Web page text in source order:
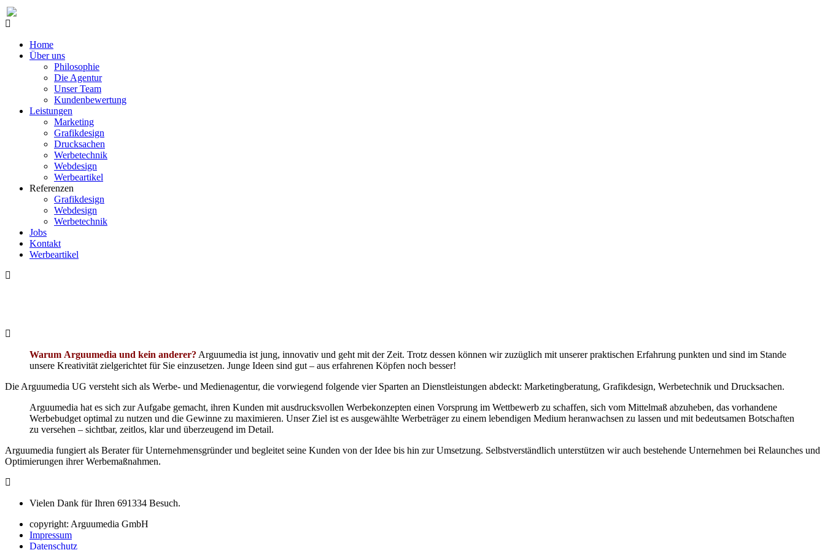
Home
Über uns
Philosophie
Die Agentur
Unser Team
Kundenbewertung
Leistungen
Marketing
Grafikdesign
Drucksachen
Werbetechnik
Webdesign
Werbeartikel
Referenzen
Grafikdesign
Webdesign
Werbetechnik
Jobs
Kontakt
Werbeartikel
Warum Arguumedia und kein anderer? Arguumedia ist jung, innovativ und geht mit der Zeit. Trotz dessen können wir zuzüglich mit unserer praktischen Erfahrung punkten und sind im Stande
unsere Kreativität zielgerichtet für Sie einzusetzen. Junge Ideen sind gut – aus erfahrenen Köpfen noch besser!
Die Arguumedia UG versteht sich als Werbe- und Medienagentur, die vorwiegend folgende vier Sparten an Dienstleistungen abdeckt: Marketingberatung, Grafikdesign, Werbetechnik und Drucksachen.
Arguumedia hat es sich zur Aufgabe gemacht, ihren Kunden mit ausdrucksvollen Werbekonzepten einen Vorsprung im Wettbewerb zu schaffen, sich vom Mittelmaß abzuheben, das vorhandene
Werbebudget optimal zu nutzen und die Gewinne zu maximieren. Unser Ziel ist es ausgewählte Werbeträger zu einem lebendigen Medium heranwachsen zu lassen und mit bedeutsamen Botschaften
zu versehen – sichtbar, zeitlos, klar und überzeugend im Detail.
Arguumedia fungiert als Berater für Unternehmensgründer und begleitet seine Kunden von der Idee bis hin zur Umsetzung. Selbstverständlich unterstützen wir auch bestehende Unternehmen bei Relaunches und
Optimierungen ihrer Werbemaßnahmen.
Vielen Dank für Ihren 691334 Besuch.
copyright: Arguumedia GmbH
Impressum
Datenschutz